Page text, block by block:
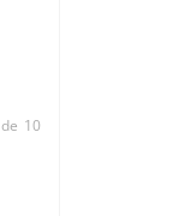
10